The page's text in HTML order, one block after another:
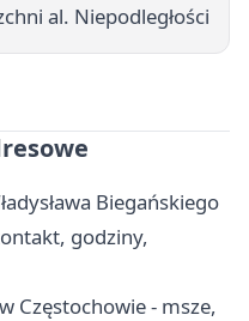
al. Niepodległości
Biegańskiego
godziny,
Częstochowie - msze,